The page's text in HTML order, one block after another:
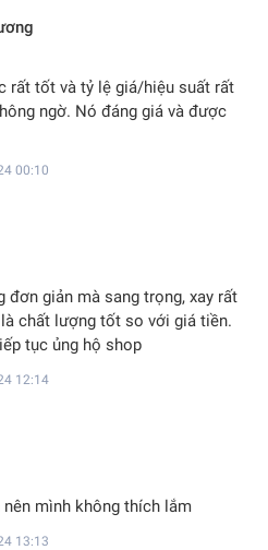
rất tốt và tỷ lệ giá/hiệu suất rất
ngờ. Nó đáng giá và được
00:10
đơn giản mà sang trọng, xay rất
chất lượng tốt so với giá tiền.
tục ủng hộ shop
12:14
nên mình không thích lắm
13:13